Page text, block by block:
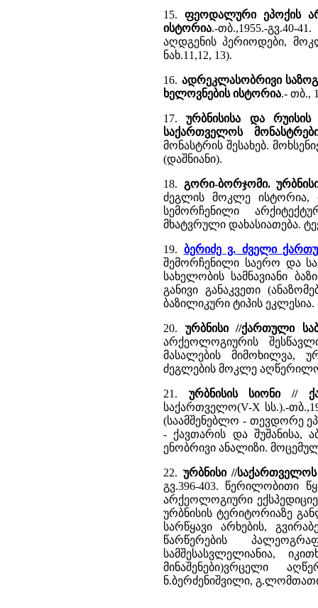
15.ფეოდალური ეპოქის
ისტორია.-თბ.,1955.-გვ.40-
აღდგენის პერიოდები,
ნახ.11,12, 13).
16. ადრეკლასობრივი
ხელოვნების ისტორია.- თბ.,
17.ურბნისისა და
საქართველოს
მონასტრის შესახებ.
(დაშნიანი).
18. გორი-ბორჯომი.
ძეგლის მოკლე ისტორია,
სემორჩენილი
მხატვრული დახასიათება.
19. ბერიძე ვ. ძველი
შემორჩენილი საერო და
სახელობის სამნავიანი
განივი განაკვეთი
ბაზილიკური ტიპის ეკლესია.
20. ურბნისი //ქართული
არქეოლოგიურის
მასალების მიმოხილვა,
ძეგლების მოკლე
21. ურბნისის სიონი //
საქართველო(V-X სს.).-
(საამშენებლო - თევდორე
- ქავთარის და შუშანისა,
ენობრივი ანალიზი.
22. ურბნისი //
გვ.396-403. წერილობითი
არქეოლოგიური
ურბნისის ტერიტორიაზე
სარწყავი არხების,
წარწერების
სამშესასვლელიანია,
მინაშენები)ვრცელი
ნ.ბერძენიშვილი,